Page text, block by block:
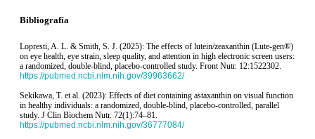
Bibliografía
Lopresti, A. L. & Smith, S. J. (2025): The effects of lutein/zeaxanthin (Lute-gen®)
on eye health, eye strain, sleep quality, and attention in high electronic screen users:
a randomized, double-blind, placebo-controlled study. Front Nutr. 12:1522302.
https://pubmed.ncbi.nlm.nih.gov/39963662/
Sekikawa, T. et al. (2023): Effects of diet containing astaxanthin on visual function
in healthy individuals: a randomized, double-blind, placebo-controlled, parallel
study. J Clin Biochem Nutr. 72(1):74–81.
https://pubmed.ncbi.nlm.nih.gov/36777084/